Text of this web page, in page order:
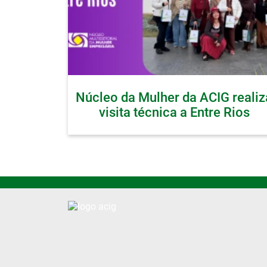
Núcleo da Mulher da ACIG
visita técnica a Entre Rios